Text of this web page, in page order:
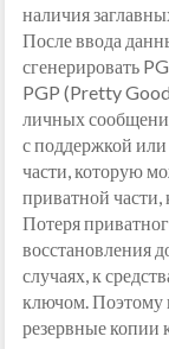
наличия
После ввода
сгенерировать
PGP (Pretty
личных
с поддержкой
части, которую
приватной части,
Потеря
восстановления
случаях, к
ключом. Поэтому
резервные копии